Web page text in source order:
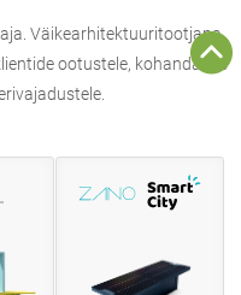
Väikearhitektuuritootjana
ootustele, kohandades